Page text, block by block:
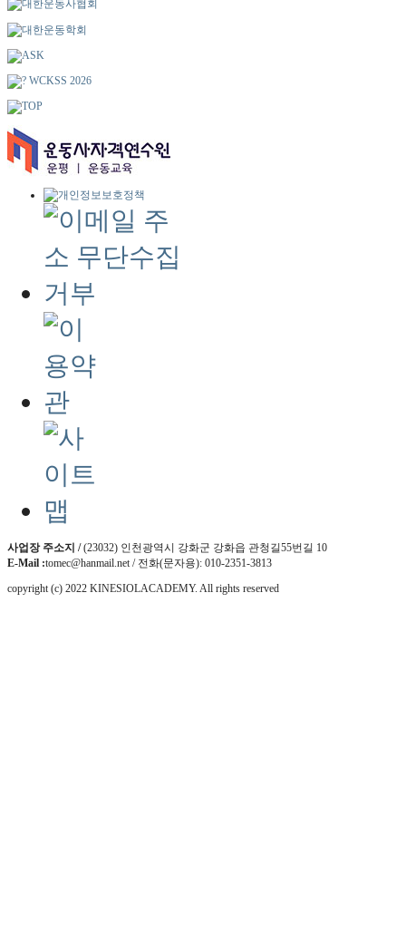
사업장 주소지 /(23032) 인천광역시 강화군 강화읍 관청길55번길 10
E-Mail :tomec@hanmail.net / 전화(문자용): 010-2351-3813
copyright (c) 2022 KINESIOLACADEMY. All rights reserved